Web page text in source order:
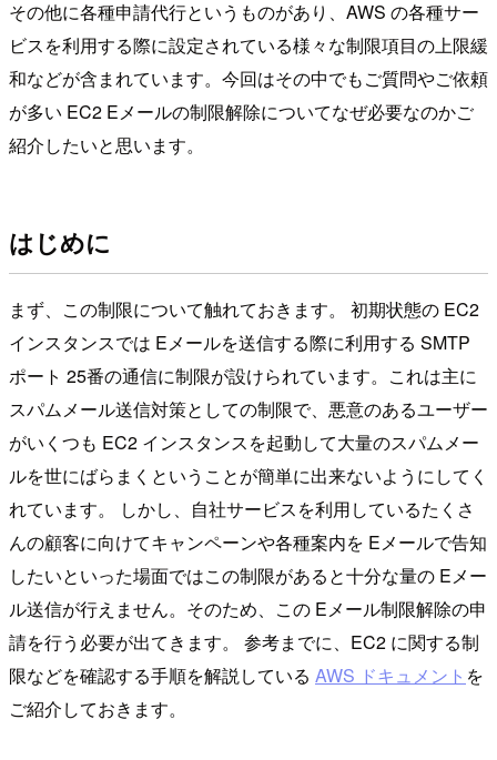
その他に各種申請代行というものがあり、AWS の各種サー
ビスを利用する際に設定されている様々な制限項目の上限緩
和などが含まれています。今回はその中でもご質問やご依頼
が多い EC2 Eメールの制限解除についてなぜ必要なのかご
紹介したいと思います。
はじめに
まず、この制限について触れておきます。 初期状態の EC2
インスタンスでは Eメールを送信する際に利用する SMTP
ポート 25番の通信に制限が設けられています。これは主に
スパムメール送信対策としての制限で、悪意のあるユーザー
がいくつも EC2 インスタンスを起動して大量のスパムメー
ルを世にばらまくということが簡単に出来ないようにしてく
れています。 しかし、自社サービスを利用しているたくさ
んの顧客に向けてキャンペーンや各種案内を Eメールで告知
したいといった場面ではこの制限があると十分な量の Eメー
ル送信が行えません。そのため、この Eメール制限解除の申
請を行う必要が出てきます。 参考までに、EC2 に関する制
限などを確認する手順を解説している AWS ドキュメント を
ご紹介しておきます。